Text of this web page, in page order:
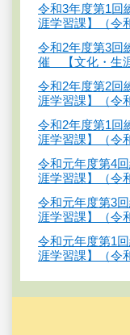
令和3年度第1回
涯学習課】（令
令和2年度第3
催 【文化・生
令和2年度第2回
涯学習課】（令
令和2年度第1回
涯学習課】（令
令和元年度第4
涯学習課】（令
令和元年度第3
涯学習課】（令
令和元年度第1
涯学習課】（令